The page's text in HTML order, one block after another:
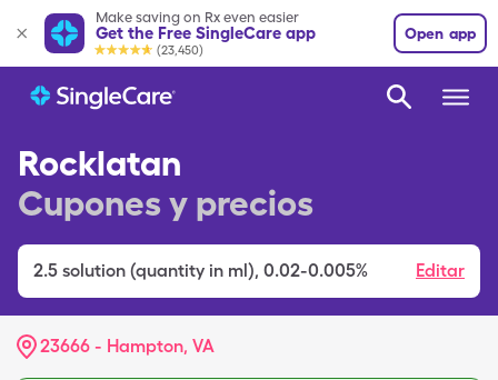
Make saving on Rx even easier
Get the Free SingleCare app
(23,450)
Open app
Rocklatan
Cupones y precios
2.5 solution (quantity in ml), 0.02-0.005% Editar
23666 - Hampton, VA